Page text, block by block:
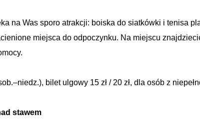
na Was sporo atrakcji: boiska do siatkówki i tenisa
miejsca do odpoczynku. Na miejscu
bilet ulgowy 15 zł / 20 zł, dla osób z
stawem